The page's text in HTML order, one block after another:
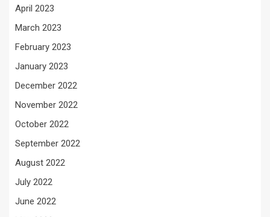
April 2023
March 2023
February 2023
January 2023
December 2022
November 2022
October 2022
September 2022
August 2022
July 2022
June 2022